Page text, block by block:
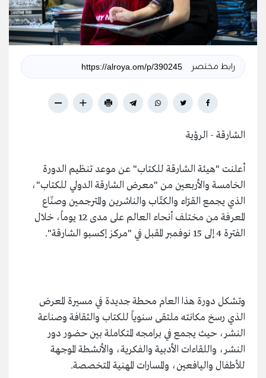
رابط مختصر
الشارقة - الرؤية
أعلنت "هيئة الشارقة للكتاب" عن موعد تنظيم الدورة
الخامسة والأربعين من "معرض الشارقة الدولي للكتاب"،
الذي يجمع القرّاء والكتّاب والناشرين والمترجمين وصنّاع
المعرفة من مختلف أنحاء العالم على مدى 12 يوماً، خلال
الفترة 4 إلى 15 نوفمبر المقبل في "مركز إكسبو الشارقة".
وتشكل دورة هذا العام محطة جديدة في مسيرة المعرض
الذي رسخ مكانته ملتقى سنوياً للكتاب والثقافة وصناعة
النشر، حيث يجمع في برامجه المتكاملة بين حضور دور
النشر، واللقاءات الأدبية والفكرية، والأنشطة الموجهة
للأطفال واليافعين، والمسارات المهنية المتخصصة.